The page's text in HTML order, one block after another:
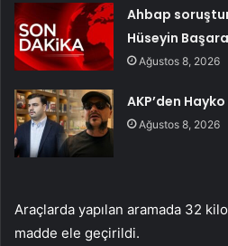
Ahbap
Hüseyin
Ağustos 8, 2026
AKP’den
Ağustos 8, 2026
Araçlarda yapılan aramada 32
madde ele geçirildi.